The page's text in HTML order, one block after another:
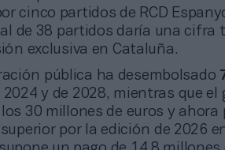
cinco partidos de RCD
de 38 partidos daría una cifra
exclusiva en Cataluña.
pública ha desembolsado
2024 y de 2028, mientras que el
30 millones de euros y ahora
por la edición de 2026